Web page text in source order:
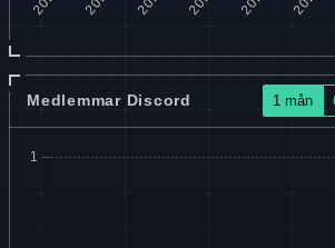
Medlemmar Discord 1 mån